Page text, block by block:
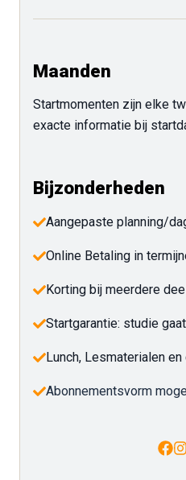
Maanden
Startmomenten zijn elke
exacte informatie bij
Bijzonderheden
Aangepaste planning/
Online Betaling in
Korting bij meerdere
Startgarantie: studie
Lunch, Lesmaterialen
Abonnementsvorm